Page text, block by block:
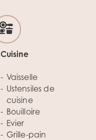
Cuisine
Vaisselle
Ustensiles de
cuisine
Bouilloire
Evier
Grille-pain